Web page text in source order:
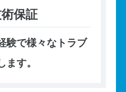
保証
験で様々なトラブ
す。